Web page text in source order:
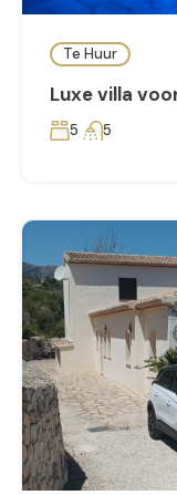
Te Huur
Luxe villa
5 5